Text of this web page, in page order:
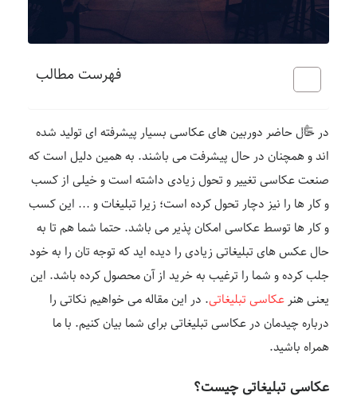
فهرست مطالب
در حال حاضر دوربین های عکاسی بسیار پیشرفته ای تولید شده
اند و همچنان در حال پیشرفت می باشند. به همین دلیل است که
صنعت عکاسی تغییر و تحول زیادی داشته است و خیلی از کسب
و کار ها را نیز دچار تحول کرده است؛ زیرا تبلیغات و … این کسب
و کار ها توسط عکاسی امکان پذیر می باشد. حتما شما هم تا به
حال عکس های تبلیغاتی زیادی را دیده اید که توجه تان را به خود
جلب کرده و شما را ترغیب به خرید از آن محصول کرده باشد. این
یعنی هنرعکاسی تبلیغاتی. در این مقاله می خواهیم نکاتی را
درباره چیدمان در عکاسی تبلیغاتی برای شما بیان کنیم. با ما
همراه باشید.
عکاسی تبلیغاتی چیست؟